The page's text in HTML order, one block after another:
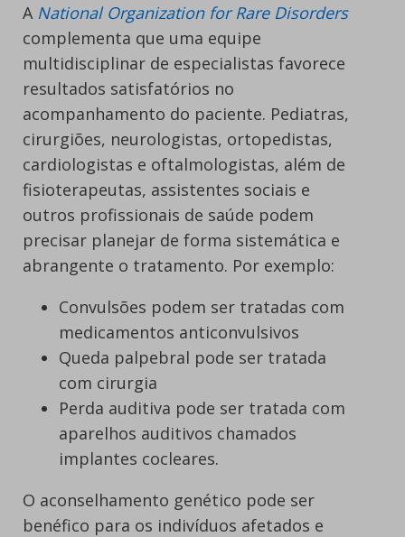
A National Organization for Rare Disorders
complementa que uma equipe
multidisciplinar de especialistas favorece
resultados satisfatórios no
acompanhamento do paciente. Pediatras,
cirurgiões, neurologistas, ortopedistas,
cardiologistas e oftalmologistas, além de
fisioterapeutas, assistentes sociais e
outros profissionais de saúde podem
precisar planejar de forma sistemática e
abrangente o tratamento. Por exemplo:
Convulsões podem ser tratadas com
medicamentos anticonvulsivos
Queda palpebral pode ser tratada
com cirurgia
Perda auditiva pode ser tratada com
aparelhos auditivos chamados
implantes cocleares.
O aconselhamento genético pode ser
benéfico para os indivíduos afetados e